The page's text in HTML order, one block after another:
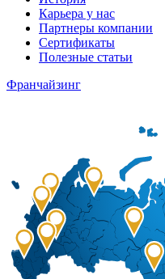
Карьера у нас
Партнеры компании
Сертификаты
Полезные статьи
Франчайзинг